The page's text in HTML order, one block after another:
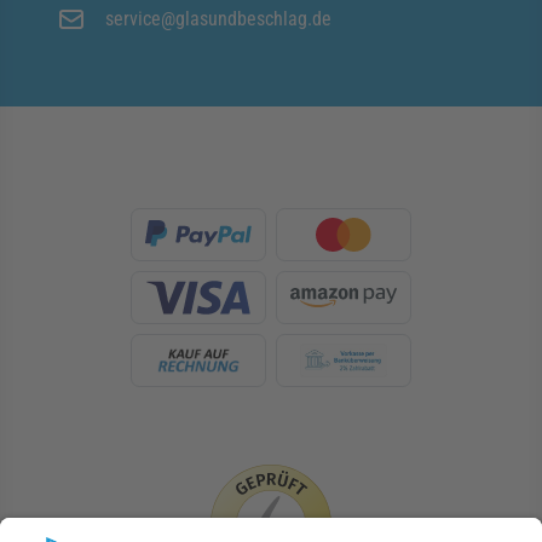
service@glasundbeschlag.de